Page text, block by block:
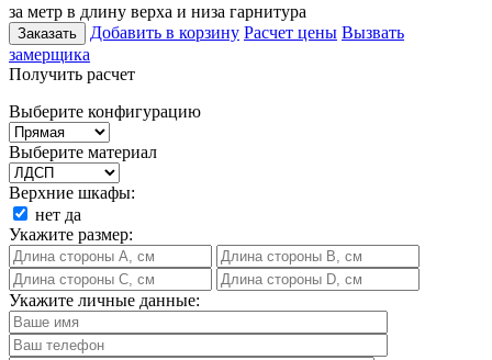
за метр в длину верха и низа гарнитура
Заказать Добавить в корзину Расчет цены Вызвать
замерщика
Получить расчет
Выберите конфигурацию
Выберите материал
Верхние шкафы:
нет да
Укажите размер:
Укажите личные данные: